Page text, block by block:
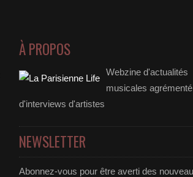
À PROPOS
Webzine d'actualités
musicales agrémenté
d'interviews d'artistes
NEWSLETTER
Abonnez-vous pour être averti des